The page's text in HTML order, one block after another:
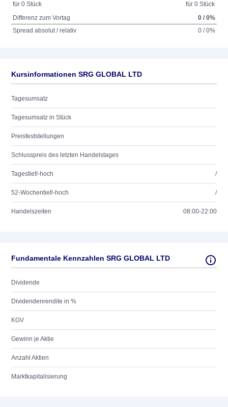
für 0 Stück
für 0 Stück
Differenz zum Vortag
0 / 0%
Spread absolut / relativ
0 / 0%
Kursinformationen SRG GLOBAL LTD
Tagesumsatz
Tagesumsatz in Stück
Preisfeststellungen
Schlusspreis des letzten Handelstages
Tagestief/-hoch /
52-Wochentief/-hoch /
Handelszeiten 08:00-22:00
Fundamentale Kennzahlen SRG GLOBAL LTD
Dividende
Dividendenrendite in %
KGV
Gewinn je Aktie
Anzahl Aktien
Marktkapitalisierung